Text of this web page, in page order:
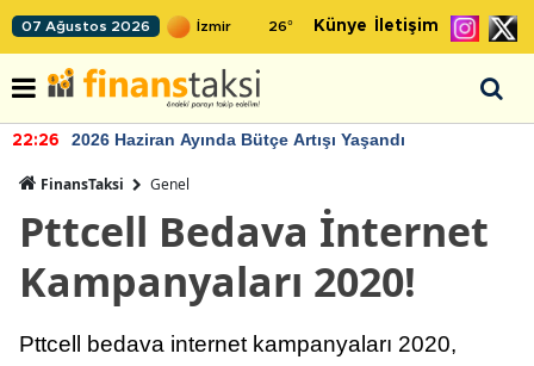
07 Ağustos 2026 26° Künye İletişim
22:26 2026 Haziran Ayında Bütçe Artışı Yaşandı
FinansTaksi Genel
Pttcell Bedava İnternet
Kampanyaları 2020!
Pttcell bedava internet kampanyaları 2020,